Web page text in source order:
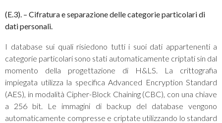
(E.3). – Cifratura e separazione delle categorie particolari di
dati personali.
I database sui quali risiedono tutti i suoi dati appartenenti a
categorie particolari sono stati automaticamente criptati sin dal
momento della progettazione di H&LS. La crittografia
impiegata utilizza la specifica Advanced Encryption Standard
(AES), in modalità Cipher-Block Chaining (CBC), con una chiave
a 256 bit. Le immagini di backup del database vengono
automaticamente compresse e criptate utilizzando lo standard